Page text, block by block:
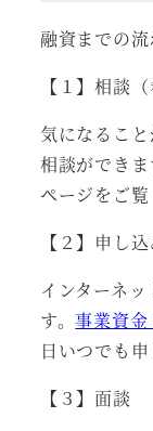
融資までの流
【１】相談
気になるこ
相談ができ
ページをご覧
【２】申し
インターネ
す。事業資
日いつでも申
【３】面談